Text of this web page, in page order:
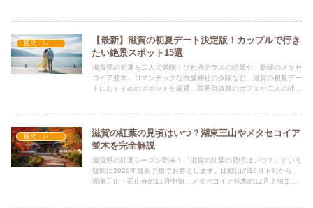
【最新】滋賀の初夏デート決定版！カップルで行き
たい絶景スポット15選
滋賀県の初夏を二人で満喫！びわ湖テラスの絶景や、新緑のメタセ
コイア並木、ロマンチックな白髭神社の夕陽など、滋賀の初夏デー
トにおすすめのスポットを厳選。雰囲気抜群のカフェや二人の絆を
滋賀の紅葉の見頃はいつ？湖東三山やメタセコイア
並木を完全解説
滋賀県の紅葉シーズン到来！「滋賀の紅葉の見頃はいつ？」という
疑問に2026年最新予想でお答えします。比叡山の10月下旬から、
湖東三山・石山寺の11月中旬、メタセコイア並木の12月上旬ま